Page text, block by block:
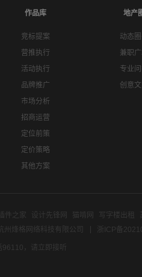
作品库
竞标提案
营推执行
活动执行
品牌推广
市场分析
招商运营
定位前策
定价策略
其他方案
地产
动态
兼职
专业
创意
件之家 设计先锋网 猫啃网 写字楼出租
烽格网络科技有限公司
浙ICP备
，请立即接听